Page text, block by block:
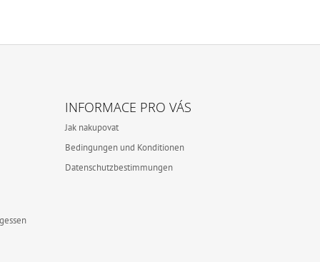
INFORMACE PRO VÁS
Jak nakupovat
Bedingungen und Konditionen
Datenschutzbestimmungen